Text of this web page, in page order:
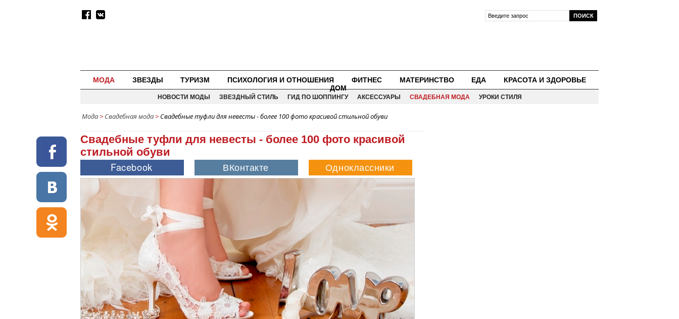
МОДА ЗВЕЗДЫ ТУРИЗМ ПСИХОЛОГИЯ И ОТНОШЕНИЯ ФИТНЕС МАТЕРИНСТВО ЕДА
КРАСОТА И ЗДОРОВЬЕ
ДОМ
НОВОСТИ МОДЫ ЗВЕЗДНЫЙ СТИЛЬ ГИД ПО ШОППИНГУ АКСЕССУАРЫ СВАДЕБНАЯ МОДА УРОКИ СТИЛЯ
Мода > Свадебная мода > Свадебные туфли для невесты - более 100 фото красивой стильной обуви
Свадебные туфли для невесты - более 100 фото красивой
стильной обуви